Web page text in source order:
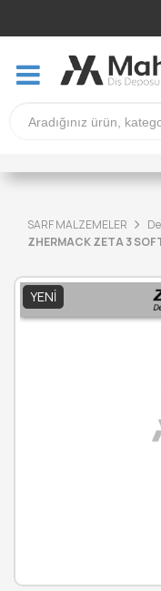
SARF MALZEMELER
ZHERMACK ZETA 3
YENI